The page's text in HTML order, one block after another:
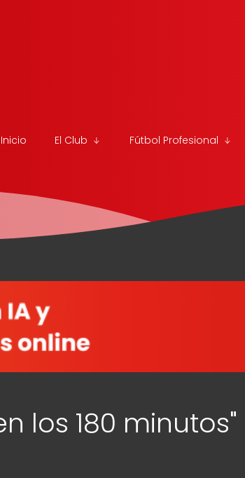
Inicio El Club Fútbol Profesional
los 180 minutos"